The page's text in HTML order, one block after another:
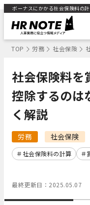
TOP 労務 社会保険
社会保険料を
控除するのは
く解説
労務 社会保険
社会保険料の計算
最終更新日： 2025.05.07